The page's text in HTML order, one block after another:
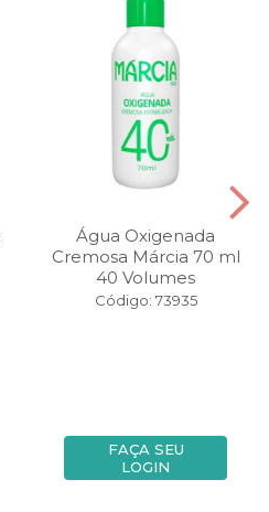
Água Oxigenada
Cremosa Márcia 70 ml
40 Volumes
Código: 73935
FAÇA SEU
LOGIN